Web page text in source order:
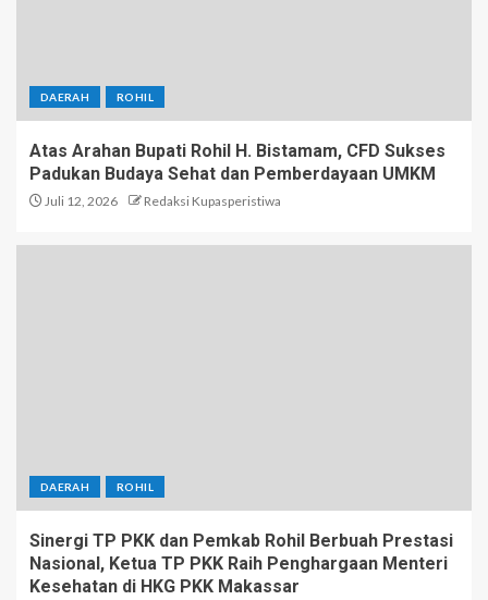
DAERAH ROHIL
Atas Arahan Bupati Rohil H. Bistamam, CFD Sukses
Padukan Budaya Sehat dan Pemberdayaan UMKM
Juli 12, 2026 Redaksi Kupasperistiwa
DAERAH ROHIL
Sinergi TP PKK dan Pemkab Rohil Berbuah Prestasi
Nasional, Ketua TP PKK Raih Penghargaan Menteri
Kesehatan di HKG PKK Makassar